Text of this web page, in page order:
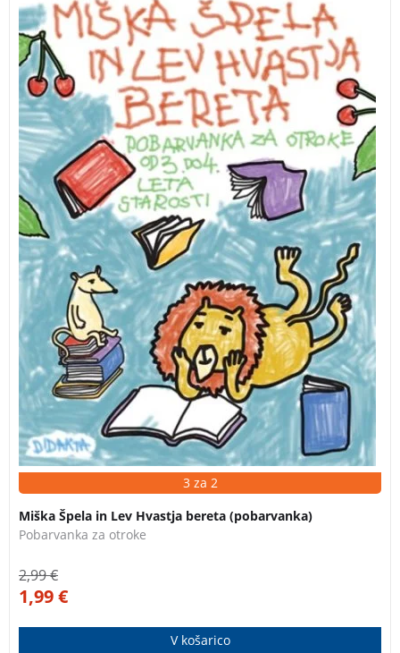
Pobarvanka za otroke od 3. do 4. leta starosti.
3 za 2
Miška Špela in Lev Hvastja bereta (pobarvanka)
Pobarvanka za otroke
2,99€
1,99€
V košarico